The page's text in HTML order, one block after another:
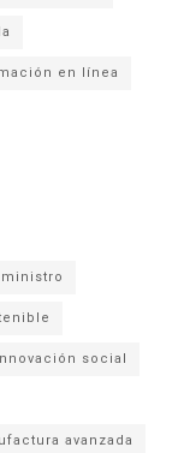
en línea
social
avanzada